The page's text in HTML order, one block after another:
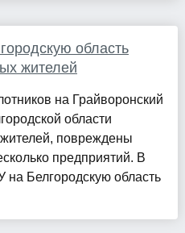
область
жителей
на Грайворонский
области
повреждены
предприятий. В
на Белгородскую область